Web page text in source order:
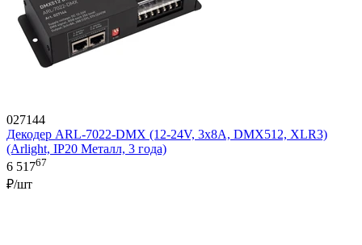
027144
Декодер ARL-7022-DMX (12-24V, 3x8A, DMX512, XLR3)
(Arlight, IP20 Металл, 3 года)
6 51767
₽/шт